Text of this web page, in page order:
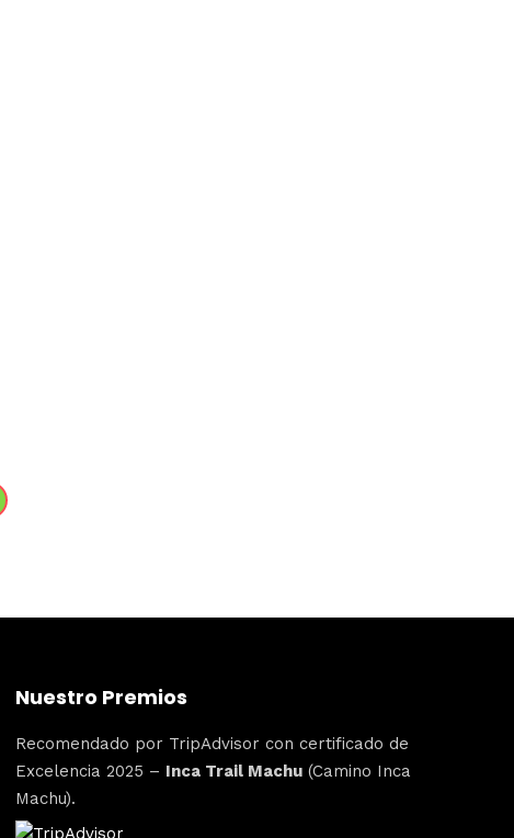
Nuestro Premios
Recomendado por TripAdvisor con certificado de
Excelencia 2025 – Inca Trail Machu (Camino Inca
Machu).